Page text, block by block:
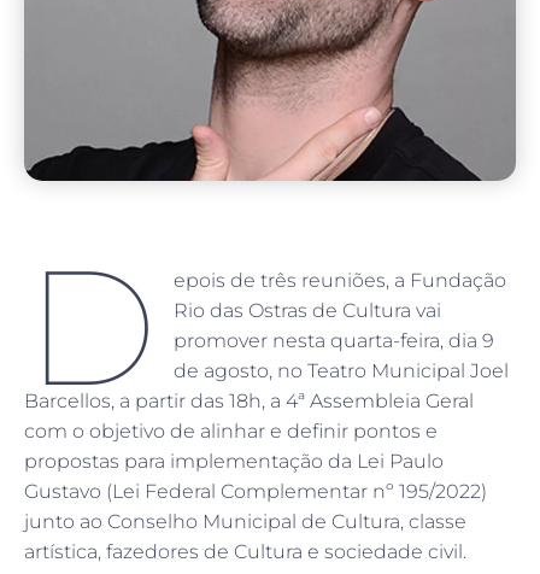
D
epois de três reuniões, a Fundação
Rio das Ostras de Cultura vai
promover nesta quarta-feira, dia 9
de agosto, no Teatro Municipal Joel
Barcellos, a partir das 18h, a 4ª Assembleia Geral
com o objetivo de alinhar e definir pontos e
propostas para implementação da Lei Paulo
Gustavo (Lei Federal Complementar nº 195/2022)
junto ao Conselho Municipal de Cultura, classe
artística, fazedores de Cultura e sociedade civil.